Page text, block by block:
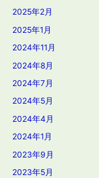
2025年2月
2025年1月
2024年11月
2024年8月
2024年7月
2024年5月
2024年4月
2024年1月
2023年9月
2023年5月